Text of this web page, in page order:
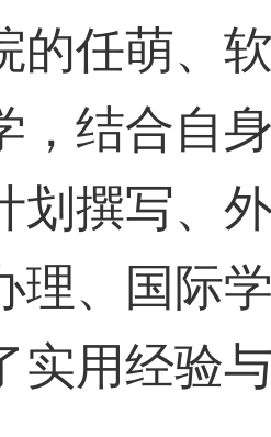
的任萌、
，结合自
划撰写、
理、国际
实用经验